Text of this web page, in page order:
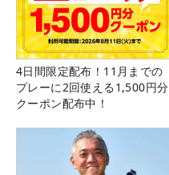
4日間限定配布！11月までの
プレーに2回使える1,500円分
クーポン配布中！